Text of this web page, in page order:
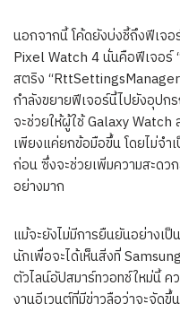
นอกจากนี้ โค้ดยังบ่งชี้ถึงฟีเจอ
Pixel Watch 4 นั่นคือฟีเจอร์
สตริง
กำลังขยายฟีเจอร์นี้ไปยังอุปก
จะช่วยให้ผู้ใช้ Galaxy Watch
เพียงแค่ยกข้อมือขึ้น โดยไม่จ
ก่อน ซึ่งจะช่วยเพิ่มความสะดว
อย่างมาก
แม้จะยังไม่มีการยืนยันอย่างเ
นักเพื่อจะได้เห็นสิ่งที่
ตัวไลน์อัปสมาร์ทวอทช์ใหม่นี้ ค
งานอีเวนต์ที่มีข่าวลือว่าจะจัด